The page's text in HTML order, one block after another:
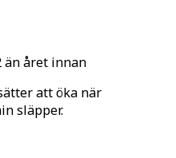
än året innan
att öka när
släpper.